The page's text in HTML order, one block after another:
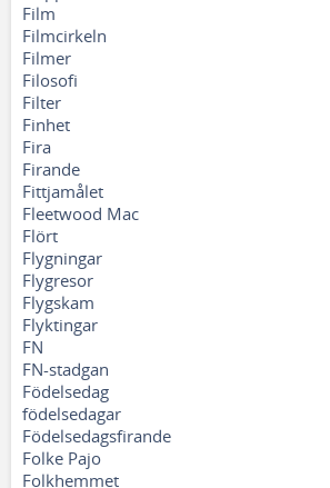
Film
Filmcirkeln
Filmer
Filosofi
Filter
Finhet
Fira
Firande
Fittjamålet
Fleetwood Mac
Flört
Flygningar
Flygresor
Flygskam
Flyktingar
FN
FN-stadgan
Födelsedag
födelsedagar
Födelsedagsfirande
Folke Pajo
Folkhemmet